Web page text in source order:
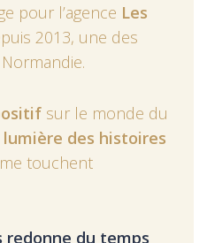
pour l’agence Les
2013, une des
sur le monde du
des histoires
touchent
redonne du temps